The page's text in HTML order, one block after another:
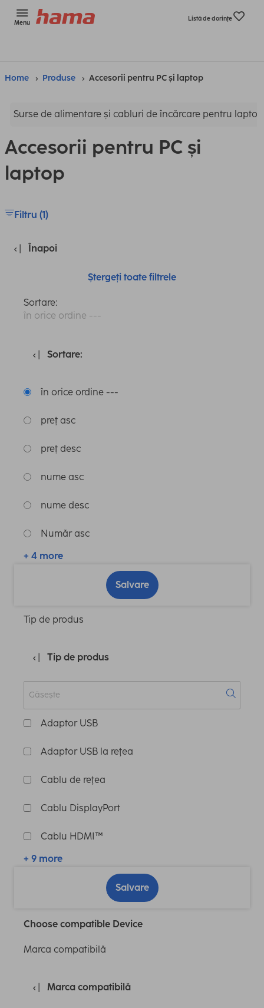
Menu
Listă de dorinţe
Home Produse Accesorii pentru PC și laptop
Surse de alimentare și cabluri de încărcare pentru
Accesorii pentru PC și
laptop
Filtru (1)
Înapoi
Ștergeți toate filtrele
Sortare:
în orice ordine ---
Sortare:
în orice ordine ---
preț asc
preț desc
nume asc
nume desc
Număr asc
+ 4 more
Salvare
Tip de produs
Tip de produs
Adaptor USB
Adaptor USB la reţea
Cablu de reţea
Cablu DisplayPort
Cablu HDMI™
+ 9 more
Salvare
Choose compatible Device
Marca compatibilă
Marca compatibilă